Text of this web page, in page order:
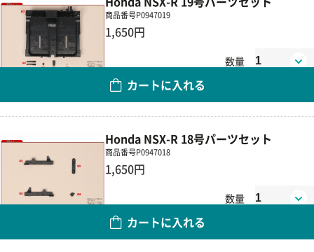
商品番号P0947019
1,650円
数量
カートに入れる
Honda NSX-R 18号パーツセット
商品番号P0947018
1,650円
数量
カートに入れる